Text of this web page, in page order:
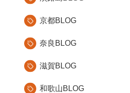
京都BLOG
奈良BLOG
滋賀BLOG
和歌山BLOG